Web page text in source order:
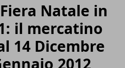
Natale in
il mercatino
14 Dicembre
2012